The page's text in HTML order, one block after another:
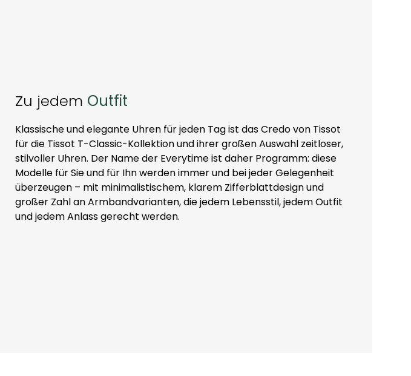
Zu jedem Outfit
Klassische und elegante Uhren für jeden Tag ist das Credo von Tissot
für die Tissot T-Classic-Kollektion und ihrer großen Auswahl zeitloser,
stilvoller Uhren. Der Name der Everytime ist daher Programm: diese
Modelle für Sie und für Ihn werden immer und bei jeder Gelegenheit
überzeugen – mit minimalistischem, klarem Zifferblattdesign und
großer Zahl an Armbandvarianten, die jedem Lebensstil, jedem Outfit
und jedem Anlass gerecht werden.